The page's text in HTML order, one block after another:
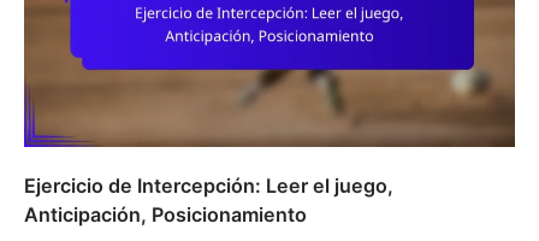
Ejercicio de Intercepción: Leer el juego,
Anticipación, Posicionamiento